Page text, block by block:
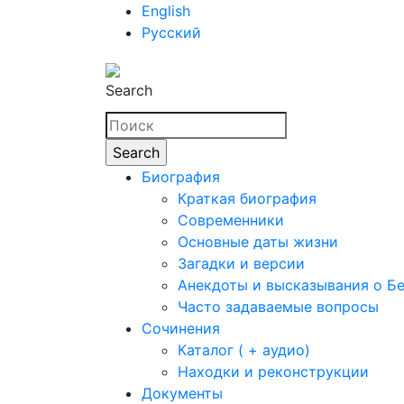
English
Русский
Search
Биография
Краткая биография
Современники
Основные даты жизни
Загадки и версии
Анекдоты и высказывания о
Часто задаваемые вопросы
Сочинения
Каталог ( + аудио)
Находки и реконструкции
Документы